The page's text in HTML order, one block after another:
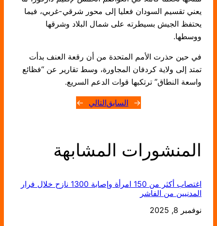
يعني تقسيم السودان فعليا إلى محور شرقي-غربي، فيما
يحتفظ الجيش بسيطرته على شمال البلاد وشرقها
ووسطها.
في حين حذرت الأمم المتحدة من أن رقعة العنف بدأت
تمتد إلى ولاية كردفان المجاورة، وسط تقارير عن “فظائع
واسعة النطاق” ترتكبها قوات الدعم السريع.
← السابقالتالي →
المنشورات المشابهة
اغتصاب أكثر من 150 امرأة وإصابة 1300 نازح خلال فرار
المدنيين من الفاشر
التاريخ
نوفمبر 8, 2025